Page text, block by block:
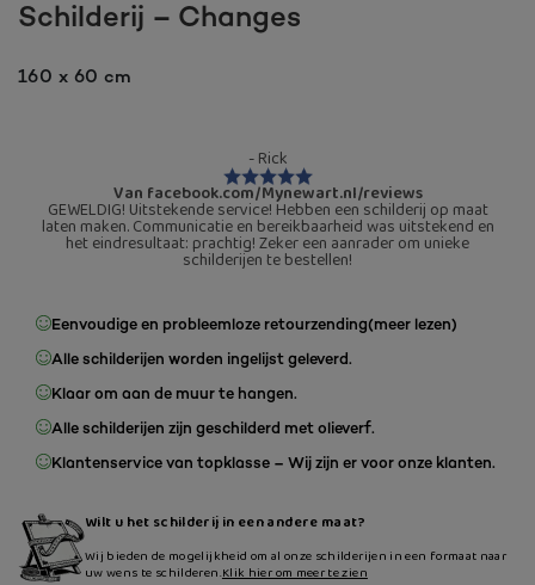
Schilderij – Changes
160 x 60 cm
- Rick
Van facebook.com/Mynewart.nl/reviews
GEWELDIG! Uitstekende service! Hebben een schilderij op maat
laten maken. Communicatie en bereikbaarheid was uitstekend en
het eindresultaat: prachtig! Zeker een aanrader om unieke
schilderijen te bestellen!
Eenvoudige en probleemloze retourzending(meer lezen)
Alle schilderijen worden ingelijst geleverd.
Klaar om aan de muur te hangen.
Alle schilderijen zijn geschilderd met olieverf.
Klantenservice van topklasse – Wij zijn er voor onze klanten.
Wilt u het schilderij in een andere maat?
Wij bieden de mogelijkheid om al onze schilderijen in een formaat naar
uw wens te schilderen.Klik hier om meer te zien